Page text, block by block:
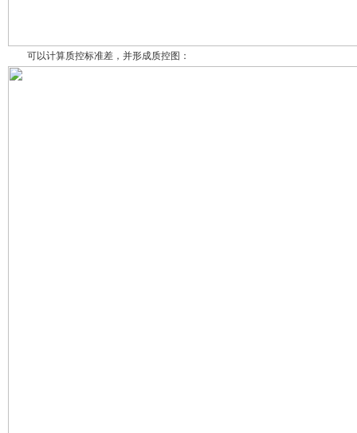
可以计算质控标准差，并形成质控图：